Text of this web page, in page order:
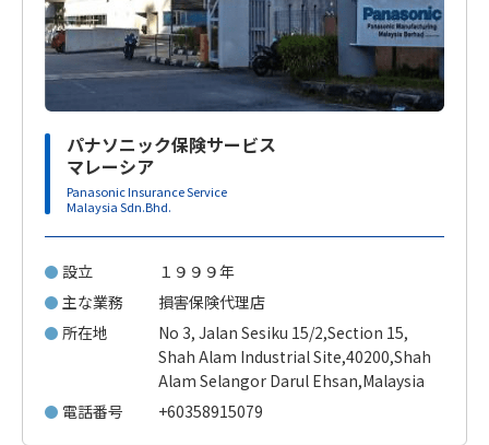
パナソニック保険サービス
マレーシア
Panasonic Insurance Service
Malaysia Sdn.Bhd.
設立
１９９９年
主な業務
損害保険代理店
所在地
No 3, Jalan Sesiku 15/2,Section 15,
Shah Alam Industrial Site,40200,Shah
Alam Selangor Darul Ehsan,Malaysia
電話番号
+60358915079